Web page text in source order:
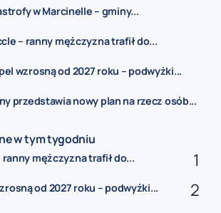
w Marcinelle – gminy...
– ranny mężczyzna trafił do...
wzrosną od 2027 roku – podwyżki...
przedstawia nowy plan na rzecz osób...
w tym tygodniu
ranny mężczyzna trafił do...
od 2027 roku – podwyżki...